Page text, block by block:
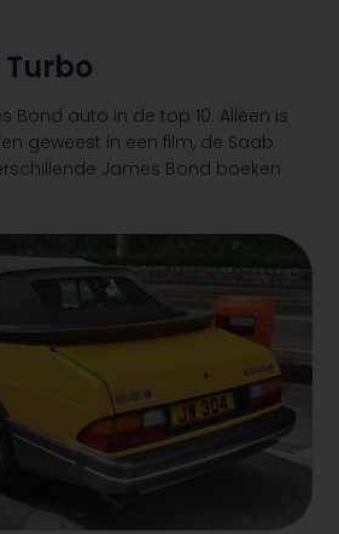
Bond auto in de top 10. Alleen is
geweest in een film, de Saab
James Bond boeken